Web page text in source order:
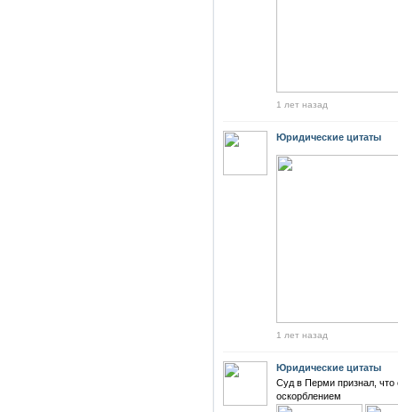
1 лет назад
Юридические цитаты
1 лет назад
Юридические цитаты
Суд в Перми признал, что
оскорблением